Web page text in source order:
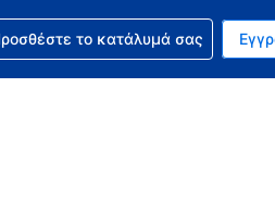
Το τωρινό σας νόμισμα
σας. Η τωρινή σας γλώσσα
για την κράτησή σας
το κατάλυμά σας